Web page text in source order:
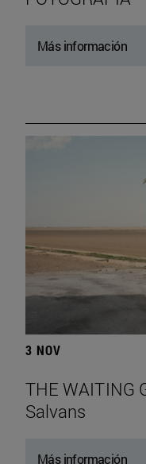
Más información
3 NOV
THE WAITING
Salvans
Más información